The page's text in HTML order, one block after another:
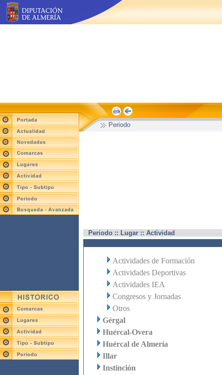
Periodo
Periodo :: Lugar :: Actividad
Actividades de Formación
Actividades Deportivas
Actividades IEA
Congresos y Jornadas
Otros
Gérgal
Huércal-Overa
Huércal de Almería
Illar
Instinción